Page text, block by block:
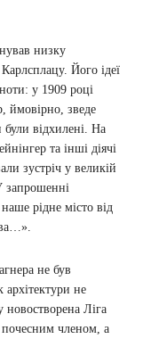
низку
Його ідеї
у 1909 році
ймовірно, зведе
відхилені. На
та інші діячі
зустріч у великій
запрошенні
рідне місто від
не був
не
Ліга
почесним членом, а